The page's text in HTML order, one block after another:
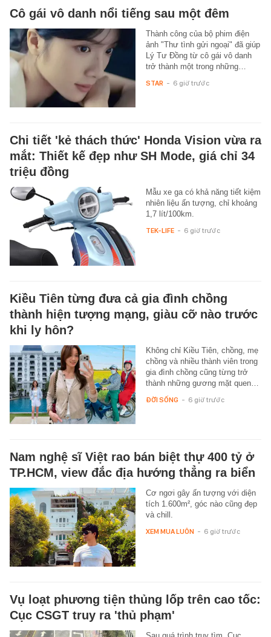
Cô gái vô danh nổi tiếng sau một đêm
Thành công của bộ phim điện
ảnh "Thư tình gửi ngoại" đã giúp
Lý Tư Đồng từ cô gái vô danh
trở thành một trong những…
STAR - 6 giờ trước
Chi tiết 'kẻ thách thức' Honda Vision vừa ra
mắt: Thiết kế đẹp như SH Mode, giá chỉ 34
triệu đồng
Mẫu xe ga có khả năng tiết kiệm
nhiên liệu ấn tượng, chỉ khoảng
1,7 lít/100km.
TEK-LIFE - 6 giờ trước
Kiều Tiên từng đưa cả gia đình chồng
thành hiện tượng mạng, giàu cỡ nào trước
khi ly hôn?
Không chỉ Kiều Tiên, chồng, mẹ
chồng và nhiều thành viên trong
gia đình chồng cũng từng trở
thành những gương mặt quen…
ĐỜI SỐNG - 6 giờ trước
Nam nghệ sĩ Việt rao bán biệt thự 400 tỷ ở
TP.HCM, view đắc địa hướng thẳng ra biển
Cơ ngơi gây ấn tượng với diện
tích 1.600m², góc nào cũng đẹp
và chill.
XEM MUA LUÔN - 6 giờ trước
Vụ loạt phương tiện thủng lốp trên cao tốc:
Cục CSGT truy ra 'thủ phạm'